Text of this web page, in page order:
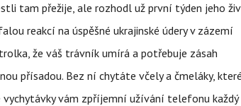
tam přežije, ale rozhodl už první týden jeho
reakcí na úspěšné ukrajinské údery v zázemí
že váš trávník umírá a potřebuje zásah
přísadou. Bez ní chytáte včely a čmeláky,
vám zpříjemní užívání telefonu každý